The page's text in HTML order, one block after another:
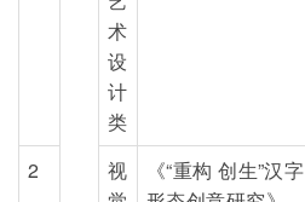
术
设
计
类
2
视
《“重构 创生”汉字